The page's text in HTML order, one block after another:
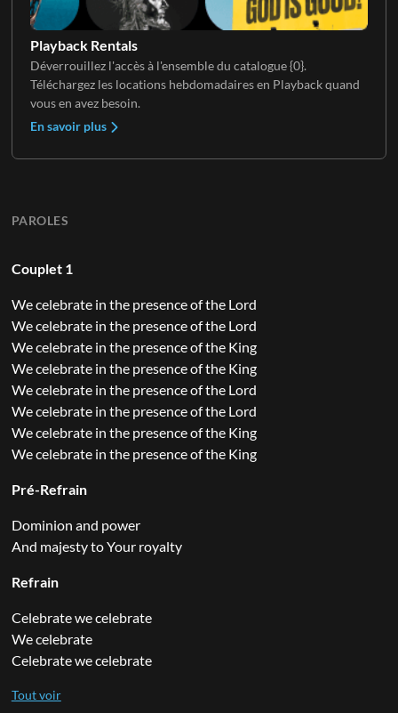
Playback Rentals
Déverrouillez l'accès à l'ensemble du catalogue {0}.
Téléchargez les locations hebdomadaires en Playback quand
vous en avez besoin.
En savoir plus
PAROLES
Couplet 1
We celebrate in the presence of the Lord
We celebrate in the presence of the Lord
We celebrate in the presence of the King
We celebrate in the presence of the King
We celebrate in the presence of the Lord
We celebrate in the presence of the Lord
We celebrate in the presence of the King
We celebrate in the presence of the King
Pré-Refrain
Dominion and power
And majesty to Your royalty
Refrain
Celebrate we celebrate
We celebrate
Celebrate we celebrate